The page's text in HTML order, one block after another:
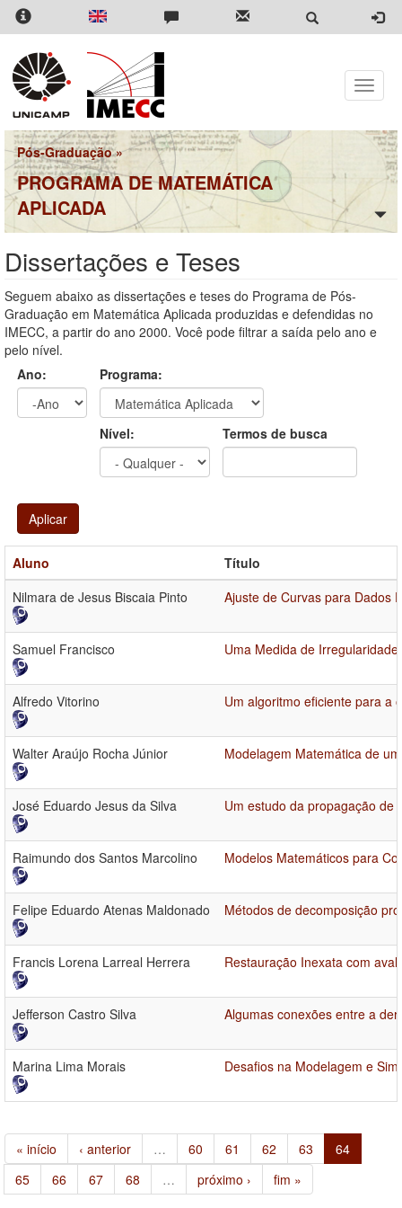
Pular
para
conteúdo
principal
Toggle
Pós-Graduação»
PROGRAMA DE MATEMÁTICA
APLICADA
Dissertações e Teses
Seguem abaixo as dissertações e teses do Programa de Pós-
Graduação em Matemática Aplicada produzidas e defendidas no
IMECC, a partir do ano 2000. Você pode filtrar a saída pelo ano e
pelo nível.
Ano:
Programa:
Nível: Termos de busca
Aplicar
Aluno
Título
Nilmara de Jesus Biscaia Pinto
Ajuste de Curvas para Dados
Samuel Francisco Uma Medida de
Alfredo Vitorino Um algoritmo eficiente para a
Walter Araújo Rocha Júnior Modelagem Matemática de
José Eduardo Jesus da Silva Um estudo da propagação de
Raimundo dos Santos Marcolino Modelos Matemáticos para
Felipe Eduardo Atenas Maldonado Métodos de decomposição
Francis Lorena Larreal Herrera Restauração Inexata com
Jefferson Castro Silva Algumas conexões entre a
Marina Lima Morais Desafios na Modelagem e
« início ‹ anterior … 60 61 62 63
64
65
66 67 68 … próximo › fim »